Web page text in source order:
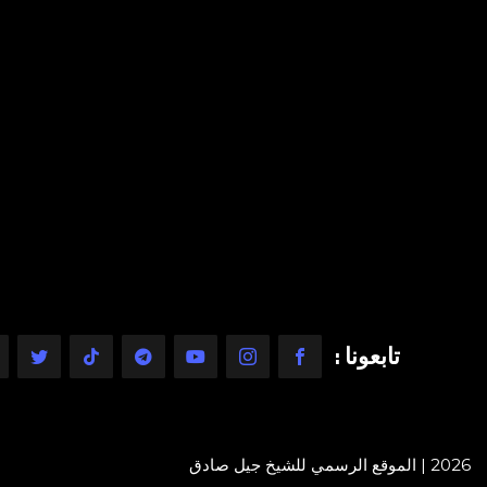
تابعونا :
2026 | الموقع الرسمي للشيخ جيل صادق